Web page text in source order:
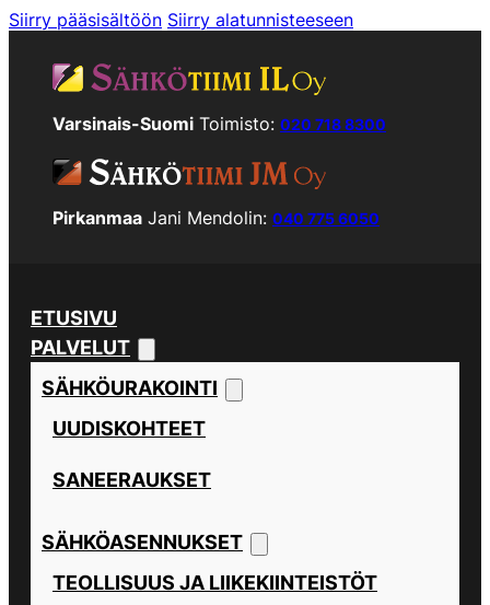
Siirry pääsisältöön Siirry alatunnisteeseen
Varsinais-Suomi Toimisto: 020 718 8300
Pirkanmaa Jani Mendolin: 040 775 6050
ETUSIVU
PALVELUT
SÄHKÖURAKOINTI
UUDISKOHTEET
SANEERAUKSET
SÄHKÖASENNUKSET
TEOLLISUUS JA LIIKEKIINTEISTÖT